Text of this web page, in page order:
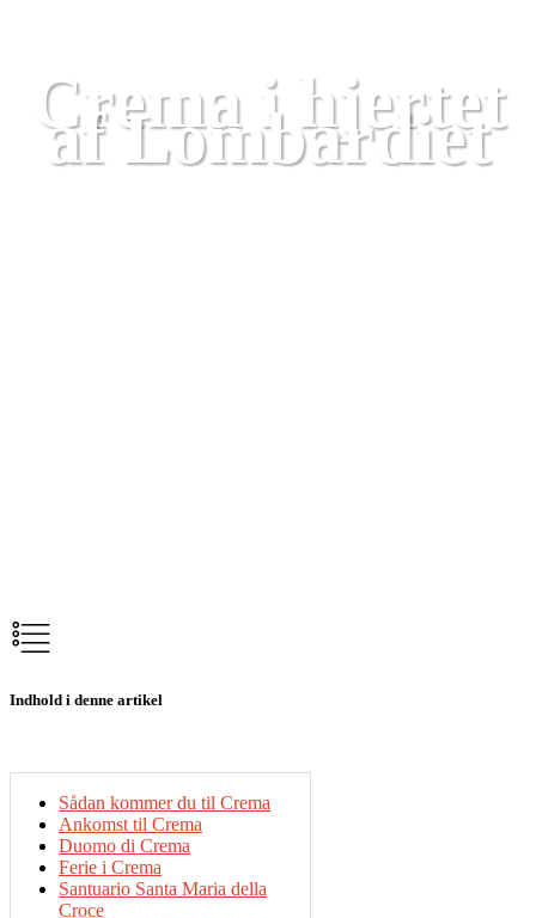
Crema i hjertet
af Lombardiet
Indhold i denne artikel
Sådan kommer du til Crema
Ankomst til Crema
Duomo di Crema
Ferie i Crema
Santuario Santa Maria della
Croce